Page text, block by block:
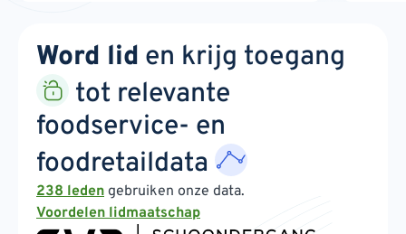
Word lid en krijg toegang
tot relevante
foodservice- en
foodretaildata
238 leden gebruiken onze data.
Voordelen lidmaatschap